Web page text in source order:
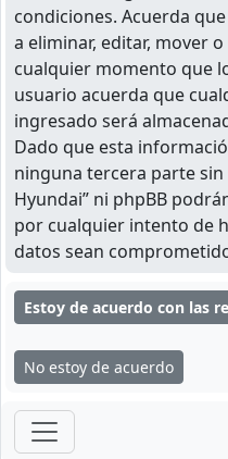
condiciones. Acuerda
a eliminar, editar, mover
cualquier momento que
usuario acuerda que
ingresado será
Dado que esta
ninguna tercera parte
Hyundai” ni phpBB
por cualquier intento de
datos sean